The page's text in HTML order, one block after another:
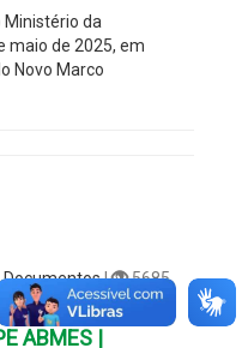
da
maio de 2025, em
Novo Marco
Documentos|
5685
ABMES |